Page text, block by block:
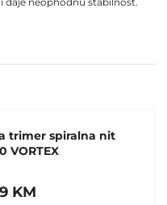
trimer spiralna nit
VORTEX
KM